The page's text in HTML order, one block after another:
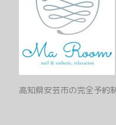
高知県安芸市の完全予約